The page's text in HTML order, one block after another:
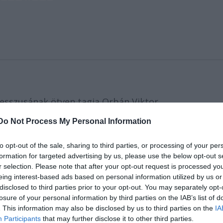
Not Process My Personal Information
opt-out of the sale, sharing to third parties, or processing of your
for targeted advertising by us, please use the below opt-out
selection. Please note that after your opt-out request is processed
interest-based ads based on personal information utilized by us
to third parties prior to your opt-out. You may separately
of your personal information by third parties on the IAB’s list of
This information may also be disclosed by us to third parties on the
Participants that may further disclose it to other third parties.
ötven tagja Orbán Viktor
hogy a magyar vezetők szót emeljenek az
szemben.
az MTI érdeklődésére közölte: "Orbán Viktor
ma Prágában tartózkodik a visegrádi
kézhez veszi és érdemben
magyar kapcsolatok erőteljes támogatóinak
honlapján olvasható csütörtöki